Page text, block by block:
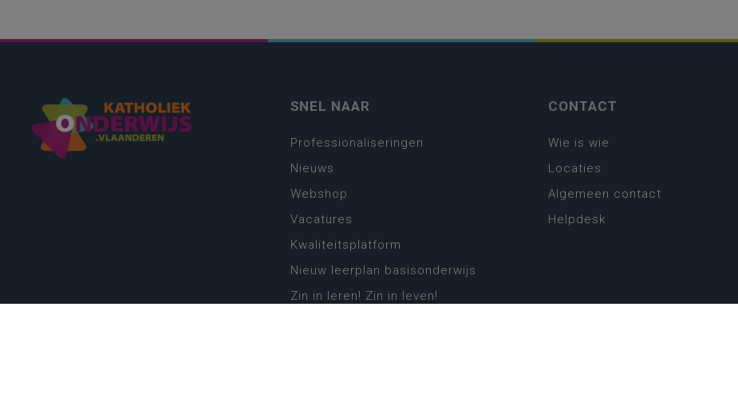
SNEL NAAR
Professionaliseringen
Nieuws
Webshop
Vacatures
Kwaliteitsplatform
Nieuw leerplan basisonderwijs
Zin in leren! Zin in leven!
CONTACT
Wie is wie
Locaties
Algemeen contact
Helpdesk